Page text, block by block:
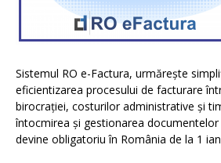
Sistemul RO e-Factura, urmărește
eficientizarea procesului de facturare
birocrației, costurilor administrative și
întocmirea și gestionarea documentelor
devine obligatoriu în România de la 1